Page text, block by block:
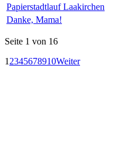
Papierstadtlauf Laakirchen
Danke, Mama!
Seite 1 von 16
1 2345678910Weiter